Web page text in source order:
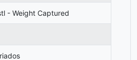
- Weight Captured